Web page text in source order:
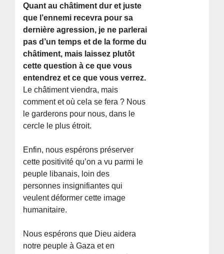
Quant au châtiment dur et juste
que l’ennemi recevra pour sa
dernière agression, je ne parlerai
pas d’un temps et de la forme du
châtiment, mais laissez plutôt
cette question à ce que vous
entendrez et ce que vous verrez.
Le châtiment viendra, mais
comment et où cela se fera ? Nous
le garderons pour nous, dans le
cercle le plus étroit.
Enfin, nous espérons préserver
cette positivité qu’on a vu parmi le
peuple libanais, loin des
personnes insignifiantes qui
veulent déformer cette image
humanitaire.
Nous espérons que Dieu aidera
notre peuple à Gaza et en